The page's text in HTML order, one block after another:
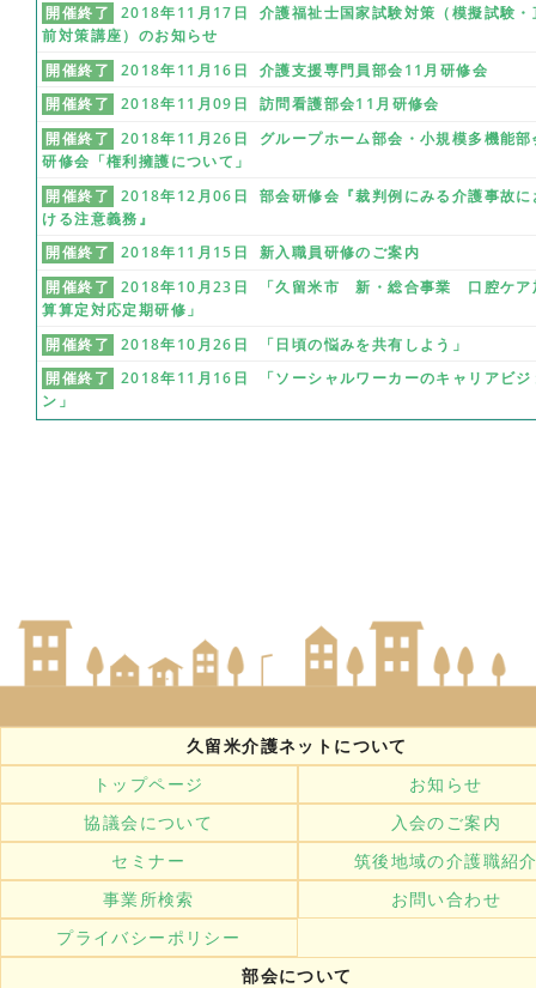
開催終了
2018年11月17日 介護福祉士国家試験対策（模擬試験・
前対策講座）のお知らせ
開催終了
2018年11月16日 介護支援専門員部会11月研修会
開催終了
2018年11月09日 訪問看護部会11月研修会
開催終了
2018年11月26日 グループホーム部会・小規模多機能部
研修会「権利擁護について」
開催終了
2018年12月06日 部会研修会『裁判例にみる介護事故に
ける注意義務』
開催終了
2018年11月15日 新入職員研修のご案内
開催終了
2018年10月23日 「久留米市 新・総合事業 口腔ケア
算算定対応定期研修」
開催終了
2018年10月26日 「日頃の悩みを共有しよう」
開催終了
2018年11月16日 「ソーシャルワーカーのキャリアビジ
ン」
久留米介護ネットについて
トップページ
お知らせ
協議会について
入会のご案内
セミナー
筑後地域の介護職紹
事業所検索
お問い合わせ
プライバシーポリシー
部会について